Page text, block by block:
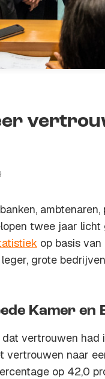
twee jaar
op basis
grote
Kamer en
vertrouwen had
vertrouwen naar
op 42,0